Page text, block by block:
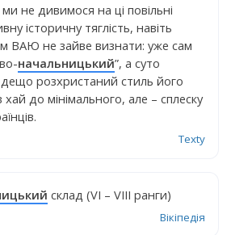
не дивимося на ці повільні
історичну тяглість, навіть
ВАЮ не зайве визнати: уже сам
начальницький”, а суто
дещо розхристаний стиль його
хай до мінімального, але – сплеску
Texty
склад (VI – VIII ранги)
Вікіпедія